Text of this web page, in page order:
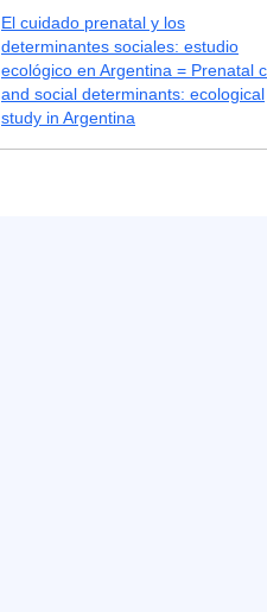
El cuidado prenatal y los
determinantes sociales: estudio
ecológico en Argentina = Prenatal
and social determinants: ecological
study in Argentina